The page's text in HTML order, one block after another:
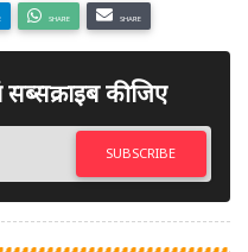
SHARE SHARE
कीजिए
SUBSCRIBE